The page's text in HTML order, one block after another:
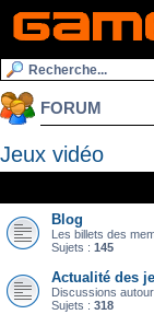
FORUM
Jeux vidéo
Blog
Les billets des
Sujets : 145
Actualité des
Discussions
Sujets : 318